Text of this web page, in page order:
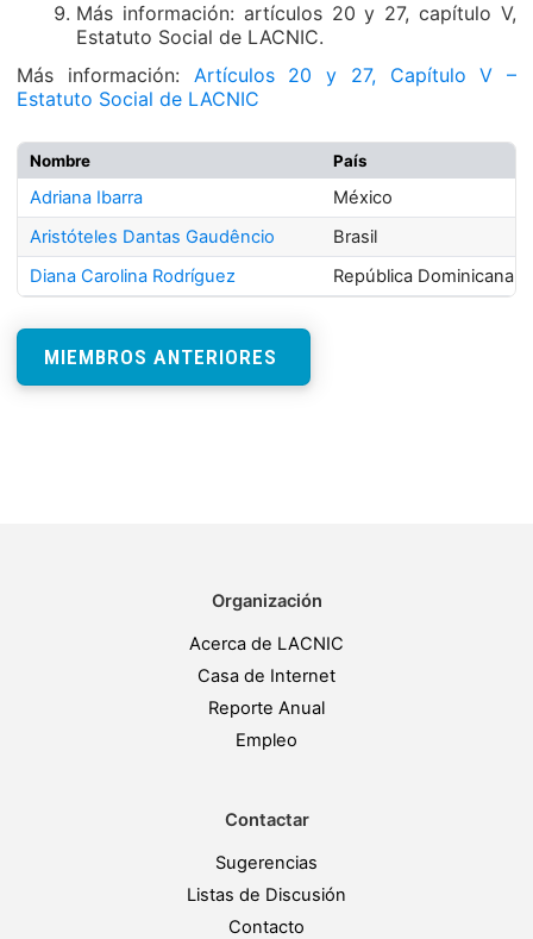
Más información: artículos 20 y 27, capítulo V,
Estatuto Social de LACNIC.
Más información: Artículos 20 y 27, Capítulo V –
Estatuto Social de LACNIC
Nombre País
Adriana Ibarra
México
Aristóteles Dantas Gaudêncio
Brasil
Diana Carolina Rodríguez
República Dominicana
MIEMBROS ANTERIORES
Organización
Acerca de LACNIC
Casa de Internet
Reporte Anual
Empleo
Contactar
Sugerencias
Listas de Discusión
Contacto